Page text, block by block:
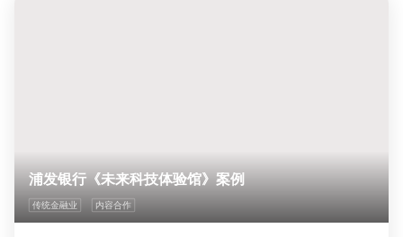
浦发银行《未来科技体验馆》案例
传统金融业 内容合作